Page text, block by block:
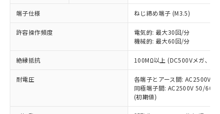
端子仕様 ねじ締め端子 (M3.5)
許容操作頻度
電気的: 最大30回/分
機械的: 最大60回/分
絶縁抵抗 100MΩ以上 (DC500Vメガ、点
耐電圧
各端子とアース間: AC2500V
同極端子間: AC2500V 50/
(初期値)
(税抜)を提供させていただくもので
当社制御機器事業取扱商品の中には、
本サービスの対象外となる商品もある
ことをご了承ください。
在庫状況および標準価格照会結果は、
記載している更新日時点での社内デー
タに基づき作成されるものであり、閲
覧された時点での実際の在庫および標
準価格とは異なる場合があることをご
非該当品：ライセンス料など無形物で、有
害物質有無と関係のない商品です。
仕入先様の事情により、非含有部品として
いたものが、含有品と判明した場合などや
むを得ず変更することがあります。
鉛(Pb) 1000ppm以下、 水銀(Hg) 1000ppm以下、 カド
六価クロム(Cr(Ⅵ)) 1000ppm以下、ポリ臭化ビフェニル
類(PBB) 1000ppm以下、ポリ臭化ジフェニルエーテル類
(PBDE) 1000ppm以下、フタル酸ビス(2-エチルヘキシ
「○」：最大均質材料含有率が中国RoHSの
基準値以下であることを示します。
「×」：最大均質材料含有率が中国RoHSの
基準値を超えていることを示します。
「－」：未確認です。当社販売部門へお問
い合わせください。
*中国RoHS10物質の基準値 (GB/T26572)：
Pb(鉛) :1000ppm、 Hg(水銀) : 1000ppm、 Cd(カドミウ
Cr(Ⅵ)(六価クロム) : 1000ppm、 PBBs(ポリ臭化ビフェ
当社は、これら貴社製品のうち、外国
為替および外国貿易法に定める商品
（以下｢規制貨物等」という）を輸出
国政府の輸出許可(または役務取引許
可)を取得するなどの必要な手続きを